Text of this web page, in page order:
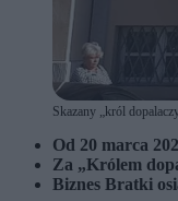
Skazany „król
Od 20 marca
Za „Królem
Biznes Bratki